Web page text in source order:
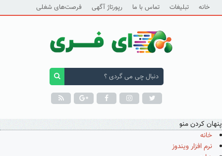
خانه تبلیغات تماس با ما رپورتاژ آگهی فرصت‌های شغلی
پنهان کردن منو
خانه
نرم افزار ویندوز